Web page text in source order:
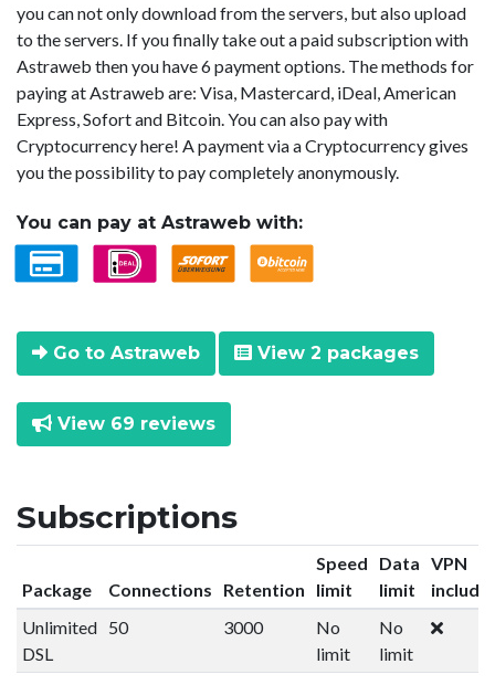
you can not only download from the servers, but also upload
to the servers. If you finally take out a paid subscription with
Astraweb then you have 6 payment options. The methods for
paying at Astraweb are: Visa, Mastercard, iDeal, American
Express, Sofort and Bitcoin. You can also pay with
Cryptocurrency here! A payment via a Cryptocurrency gives
you the possibility to pay completely anonymously.
You can pay at Astraweb with:
Go to Astraweb View 2 packages
View 69 reviews
Subscriptions
Package Connections Retention
Speed
limit
Data
limit
VPN
Unlimited
DSL
50 3000
No
limit
No
limit